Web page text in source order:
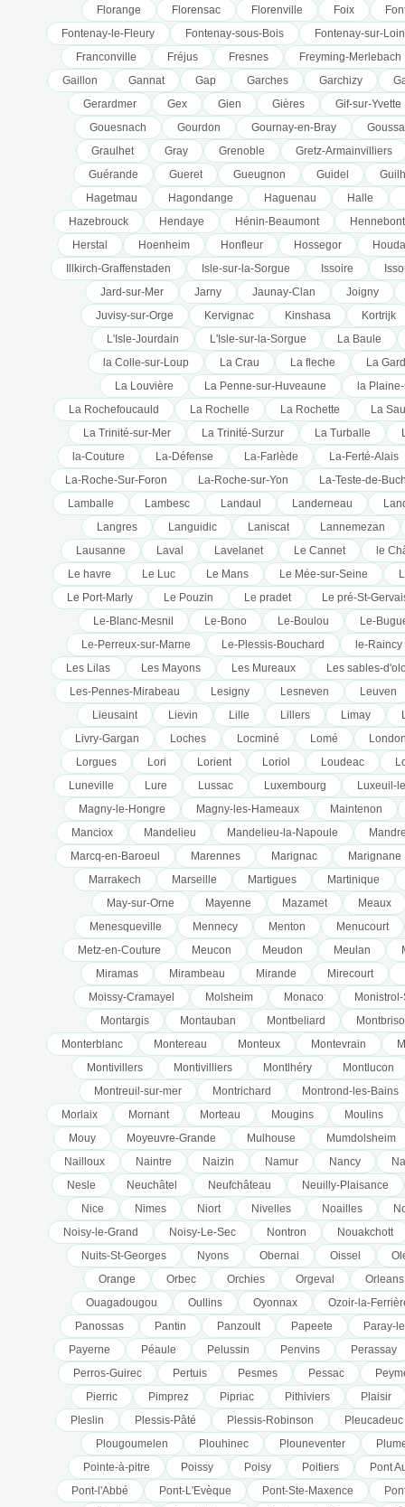
Florange Florensac Florenville Foix
Fontenay-le-Fleury
Fontenay-sous-Bois
Fontenay-sur-
Franconville
Fréjus Fresnes
Freyming-Merlebach
Gaillon
Gannat Gap Garches Garchizy
Gerardmer
Gex Gien Gières
Gif-sur-Yvette
Gouesnach
Gourdon Gournay-en-Bray
Graulhet
Gray Grenoble
Gretz-Armainvilliers
Guérande
Gueret Gueugnon Guidel
Hagetmau
Hagondange Haguenau Halle
Hazebrouck
Hendaye Hénin-Beaumont
Hennebont
Herstal
Hoenheim Honfleur Hossegor
Illkirch-Graffenstaden
Isle-sur-la-Sorgue Issoire
Jard-sur-Mer
Jarny Jaunay-Clan
Joigny
Juvisy-sur-Orge
Kervignac Kinshasa
Kortrijk
L'Isle-Jourdain
L'Isle-sur-la-Sorgue
La Baule
la Colle-sur-Loup
La Crau La fleche
La
La Louvière
La Penne-sur-Huveaune
la
La Rochefoucauld
La Rochelle La Rochette
La
La Trinité-sur-Mer
La Trinité-Surzur La Turballe
la-Couture
La-Défense La-Farlède
La-Ferté-Alais
La-Roche-Sur-Foron
La-Roche-sur-Yon
La-Teste-de-
Lamballe
Lambesc Landaul Landerneau
Langres
Languidic Laniscat
Lannemezan
Lausanne
Laval Lavelanet Le Cannet
le
Le havre
Le Luc Le Mans Le Mée-sur-Seine
Le Port-Marly
Le Pouzin Le pradet
Le pré-St-
Le-Blanc-Mesnil
Le-Bono Le-Boulou
Le-
Le-Perreux-sur-Marne
Le-Plessis-Bouchard
le-Raincy
Les Lilas
Les Mayons Les Mureaux
Les sables-
Les-Pennes-Mirabeau
Lesigny Lesneven
Leuven
Lieusaint
Lievin Lille Lillers Limay
Livry-Gargan
Loches Locminé Lomé
Lorgues
Lori Lorient Loriol Loudeac
Luneville
Lure Lussac Luxembourg
Luxeuil-
Magny-le-Hongre
Magny-les-Hameaux
Maintenon
Manciox
Mandelieu Mandelieu-la-Napoule
Marcq-en-Baroeul
Marennes Marignac
Marignane
Marrakech
Marseille Martigues
Martinique
May-sur-Orne
Mayenne Mazamet
Meaux
Menesqueville
Mennecy Menton
Menucourt
Metz-en-Couture
Meucon Meudon Meulan
Miramas
Mirambeau Mirande Mirecourt
Moissy-Cramayel
Molsheim Monaco
Montargis
Montauban Montbeliard
Monterblanc
Montereau Monteux Montevrain
Montivillers
Montivilliers Montlhéry
Montlucon
Montreuil-sur-mer
Montrichard
Montrond-les-Bains
Morlaix
Mornant Morteau Mougins
Moulins
Mouy
Moyeuvre-Grande Mulhouse
Mumdolsheim
Nailloux
Naintre Naizin Namur Nancy
Nesle
Neuchâtel Neufchâteau
Neuilly-Plaisance
Nice
Nimes Niort Nivelles Noailles
Noisy-le-Grand
Noisy-Le-Sec Nontron
Nouakchott
Nuits-St-Georges
Nyons Obernai Oissel
Orange
Orbec Orchies Orgeval
Orleans
Ouagadougou
Oullins Oyonnax
Ozoir-la-
Panossas
Pantin Panzoult Papeete
Paray-
Payerne
Péaule Pelussin Penvins
Perassay
Perros-Guirec
Pertuis Pesmes Pessac
Pierric
Pimprez Pipriac Pithiviers
Plaisir
Pleslin
Plessis-Pâté Plessis-Robinson
Pleucadeuc
Plougoumelen
Plouhinec Plouneventer
Pointe-à-pitre
Poissy Poisy Poitiers
Pont
Pont-l'Abbé
Pont-L'Evèque Pont-Ste-Maxence